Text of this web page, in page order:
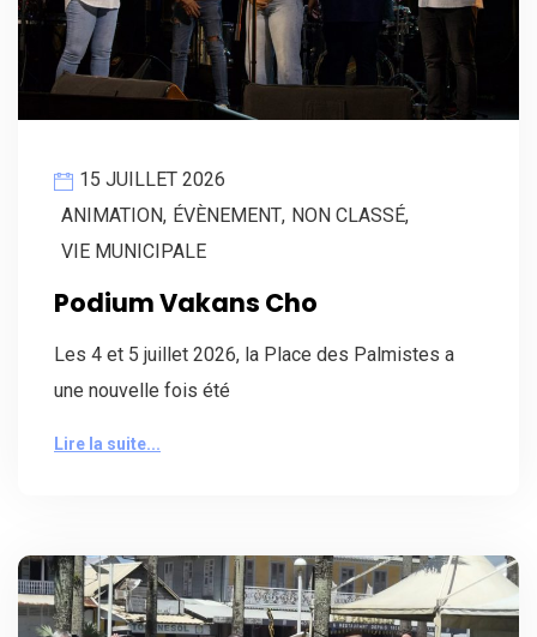
15 JUILLET 2026
ANIMATION, ÉVÈNEMENT, NON CLASSÉ,
VIE MUNICIPALE
Podium Vakans Cho
Les 4 et 5 juillet 2026, la Place des Palmistes a
une nouvelle fois été
Lire la suite...